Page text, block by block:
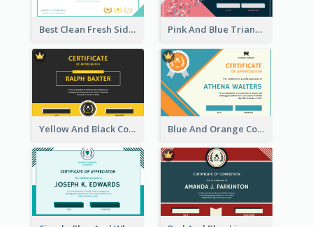
Best Clean Fresh Side Bars Cyber Certificate Design Pink And Blue Triangles Confetti Celebration Certificate
Yellow And Black Contrast Simple Certificate Blue And Orange Company Triangles With Badge Certificate